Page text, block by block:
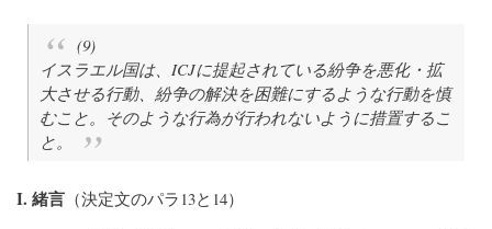
(9)
イスラエル国は、ICJに提起されている紛争を悪化・拡
大させる行動、紛争の解決を困難にするような行動を慎
むこと。そのような行為が行われないように措置するこ
と。
I. 緒言 （決定文のパラ13と14）